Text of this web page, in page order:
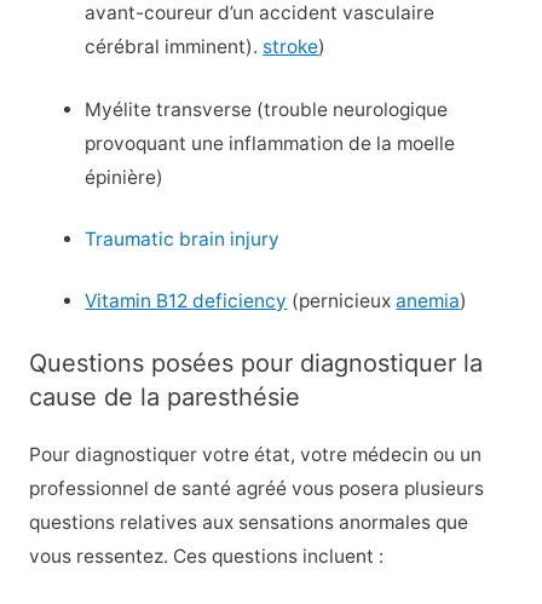
avant-coureur d’un accident vasculaire
cérébral imminent). stroke)
Myélite transverse (trouble neurologique
provoquant une inflammation de la moelle
épinière)
Traumatic brain injury
Vitamin B12 deficiency (pernicieux anemia)
Questions posées pour diagnostiquer la
cause de la paresthésie
Pour diagnostiquer votre état, votre médecin ou un
professionnel de santé agréé vous posera plusieurs
questions relatives aux sensations anormales que
vous ressentez. Ces questions incluent :